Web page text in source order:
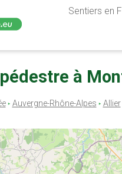
Sentiers en
à
Auvergne-Rhône-Alpes Allier